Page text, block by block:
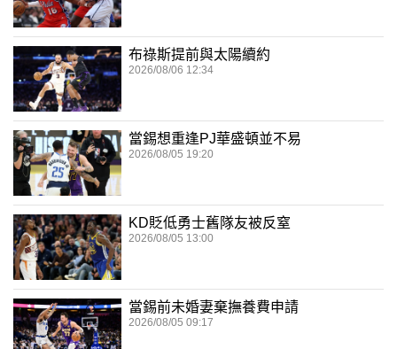
布祿斯提前與太陽續約
2026/08/06 12:34
當錫想重逢PJ華盛頓並不易
2026/08/05 19:20
KD貶低勇士舊隊友被反窒
2026/08/05 13:00
當錫前未婚妻棄撫養費申請
2026/08/05 09:17